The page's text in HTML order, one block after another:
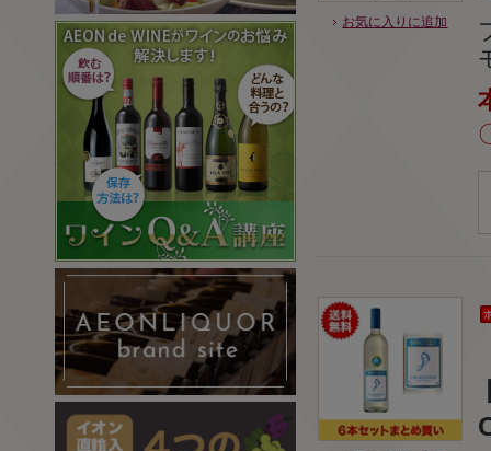
お気に入りに追加